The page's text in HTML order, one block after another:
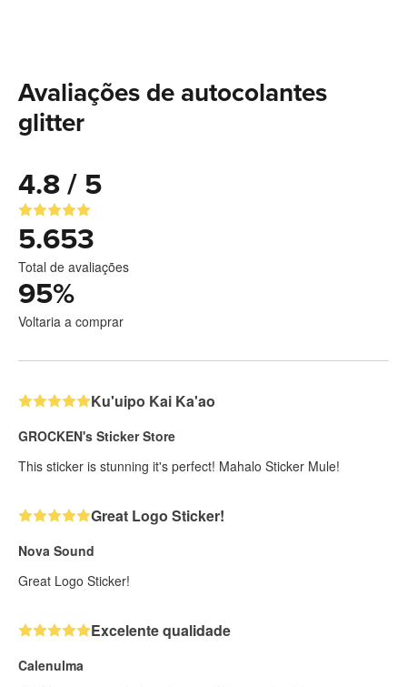
Avaliações de autocolantes
glitter
4.8 / 5
5.653
Total de avaliações
95%
Voltaria a comprar
Ku'uipo Kai Ka'ao
GROCKEN's Sticker Store
This sticker is stunning it's perfect! Mahalo Sticker Mule!
Great Logo Sticker!
Nova Sound
Great Logo Sticker!
Excelente qualidade
Calenulma